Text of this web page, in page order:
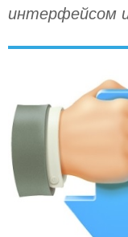
интерфейсом